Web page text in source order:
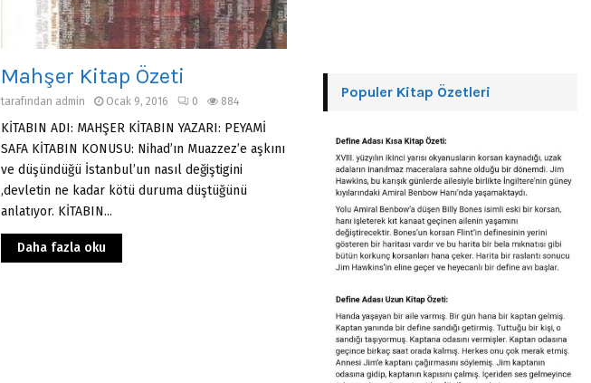
Mahşer Kitap Özeti
tarafından admin Ocak 9, 2016 0 884
KİTABIN ADI: MAHŞER KİTABIN YAZARI: PEYAMİ
SAFA KİTABIN KONUSU: Nihad’ın Muazzez’e aşkını
ve düşündüğü İstanbul’un nasıl değiştigini
,devletin ne kadar kötü duruma düştüğünü
anlatıyor. KİTABIN...
Daha fazla oku
Populer Kitap Özetleri